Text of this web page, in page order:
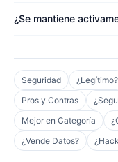
¿Se mantiene
Seguridad ¿Legítimo?
Pros y Contras
Mejor en Categoría
¿Vende Datos?